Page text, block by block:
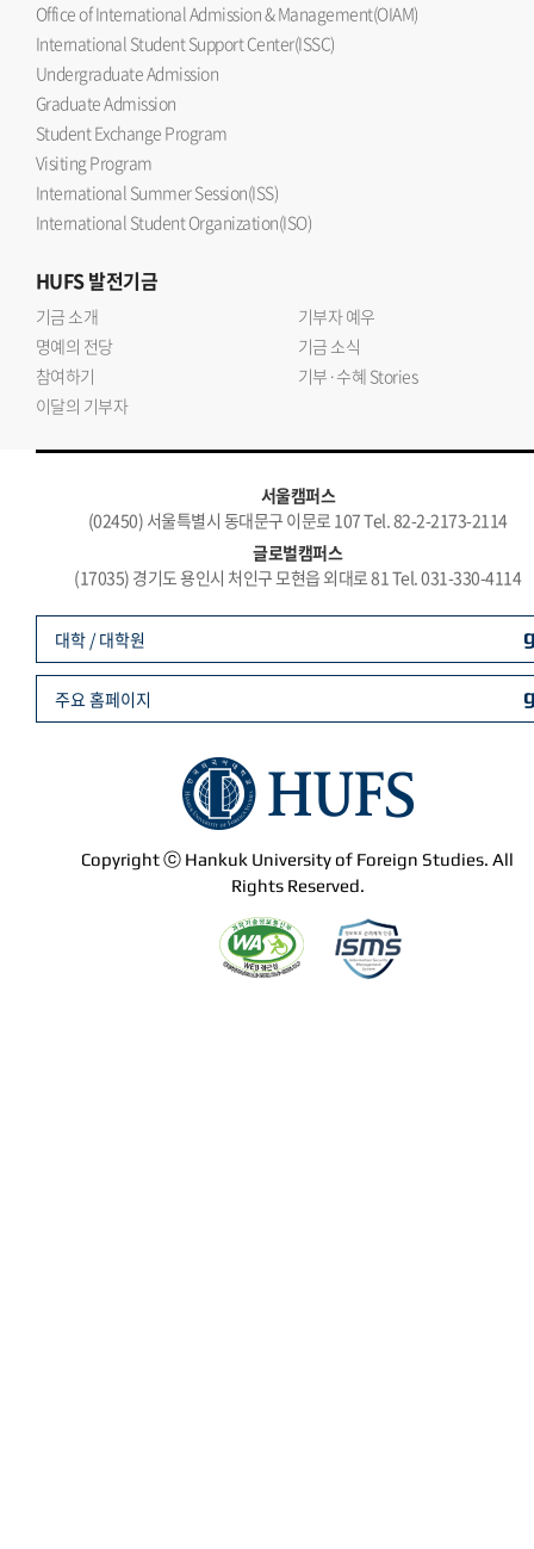
Office of International Admission & Management(OIAM)
International Student Support Center(ISSC)
Undergraduate Admission
Graduate Admission
Student Exchange Program
Visiting Program
International Summer Session(ISS)
International Student Organization(ISO)
HUFS발전기금
기금 소개
기부자 예우
명예의 전당
기금 소식
참여하기
기부·수혜 Stories
이달의 기부자
서울캠퍼스
(02450) 서울특별시 동대문구 이문로 107 Tel. 82-2-2173-2114
글로벌캠퍼스
(17035) 경기도 용인시 처인구 모현읍 외대로 81 Tel. 031-330-4114
Copyright ⓒ Hankuk University of Foreign Studies. All
Rights Reserved.
대학 / 대학원
주요 홈페이지